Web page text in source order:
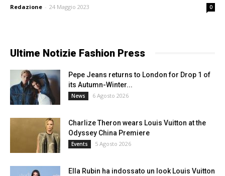
Redazione - 24 Maggio 2023 0
Ultime Notizie Fashion Press
Pepe Jeans returns to London for Drop 1 of
its Autumn-Winter...
News 6 Agosto 2026
Charlize Theron wears Louis Vuitton at the
Odyssey China Premiere
Events 5 Agosto 2026
Ella Rubin ha indossato un look Louis Vuitton